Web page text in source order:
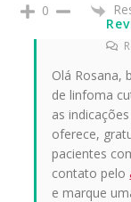
0
Olá Rosana,
de linfoma
as
oferece,
pacientes
contato pelo
e marque